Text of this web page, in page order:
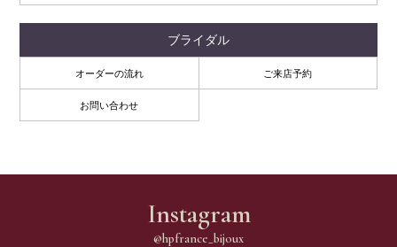
ブライダル
オーダーの流れ ご来店予約
お問い合わせ
Instagram
@hpfrance_bijoux